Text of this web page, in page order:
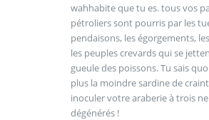
wahhabite que tu es. tous vos
pétroliers sont pourris par les
pendaisons, les égorgements,
les peuples crevards qui se
gueule des poissons. Tu sais
plus la moindre sardine de
inoculer votre araberie à trois
dégénérés !